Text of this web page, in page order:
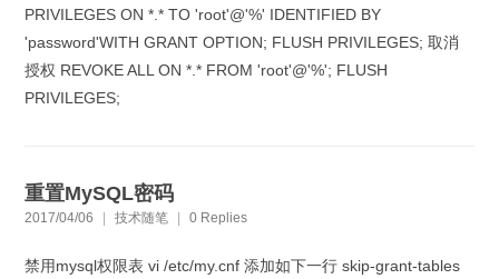
PRIVILEGES ON *.* TO 'root'@'%' IDENTIFIED BY
'password'WITH GRANT OPTION; FLUSH PRIVILEGES; 取消
授权 REVOKE ALL ON *.* FROM 'root'@'%'; FLUSH
PRIVILEGES;
重置MySQL密码
2017/04/06 技术随笔 0 Replies
禁用mysql权限表 vi /etc/my.cnf 添加如下一行 skip-grant-tables